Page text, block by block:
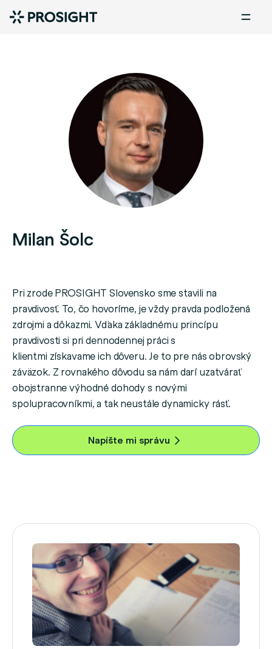
Milan Šolc
Pri zrode PROSIGHT Slovensko sme stavili na
pravdivosť. To, čo hovoríme, je vždy pravda podložená
zdrojmi a dôkazmi. Vďaka základnému princípu
pravdivosti si pri dennodennej práci s
klientmi získavame ich dôveru. Je to pre nás obrovský
záväzok. Z rovnakého dôvodu sa nám darí uzatvárať
obojstranne výhodné dohody s novými
spolupracovníkmi, a tak neustále dynamicky rásť.
Napíšte mi správu